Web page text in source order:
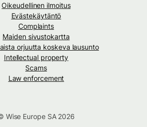
Oikeudellinen ilmoitus
Evästekäytäntö
Complaints
Maiden sivustokartta
orjuutta koskeva lausunto
Intellectual property
Scams
Law enforcement
Wise Europe SA 2026